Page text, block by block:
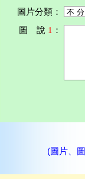
圖片分類：
圖 說 1 ：
(圖片、